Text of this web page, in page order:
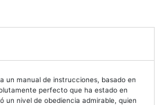
un manual de instrucciones, basado en
perfecto que ha estado en
un nivel de obediencia admirable, quien